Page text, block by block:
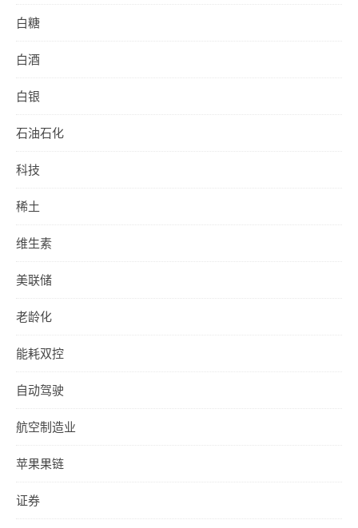
白糖
白酒
白银
石油石化
科技
稀土
维生素
美联储
老龄化
能耗双控
自动驾驶
航空制造业
苹果果链
证券